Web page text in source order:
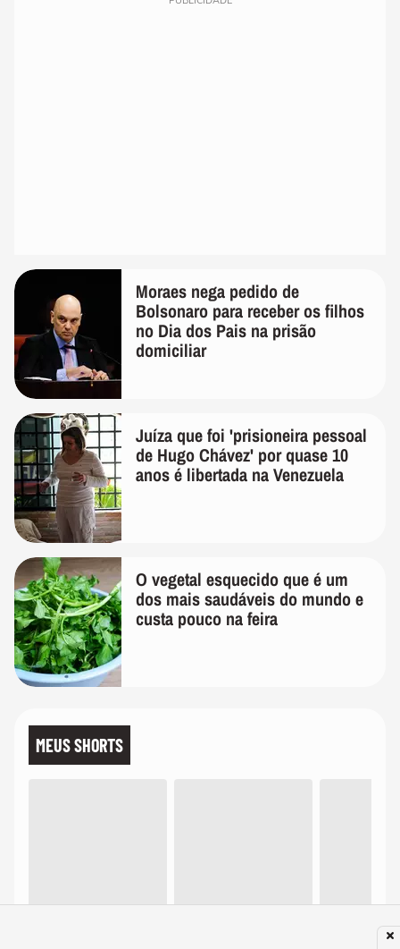
Moraes nega pedido de
Bolsonaro para receber os filhos
no Dia dos Pais na prisão
domiciliar
Juíza que foi 'prisioneira pessoal
de Hugo Chávez' por quase 10
anos é libertada na Venezuela
O vegetal esquecido que é um
dos mais saudáveis do mundo e
custa pouco na feira
MEUS SHORTS